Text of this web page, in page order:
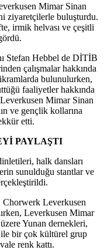
Mimar Sinan
ziyaretçilerle buluşturdu.
irmik helvası ve çeşitli
Stefan Hebbel de DİTİB
çalışmalar hakkında
bulunulurken,
faaliyetler hakkında
Mimar Sinan
ve gençlik kollarına
etti.
PAYLAŞTI
halk dansları
sunulduğu stantlar ve
Leverkusen
Leverkusen Mimar
Yunan dernekleri,
bir çok kültürel grup
renk kattı.